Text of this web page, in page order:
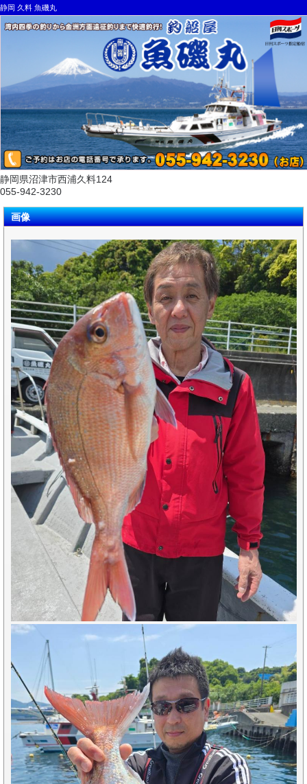
静岡 久料 魚磯丸
静岡県沼津市西浦久料124
055-942-3230
画像